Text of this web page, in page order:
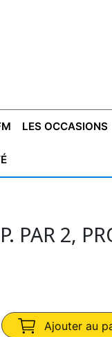
LES OCCASIONS
PAR 2,
Ajouter au